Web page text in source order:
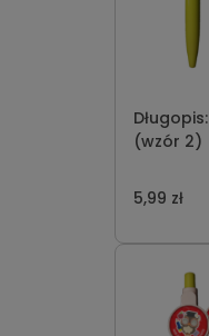
(wzór 2)
5,99 zł